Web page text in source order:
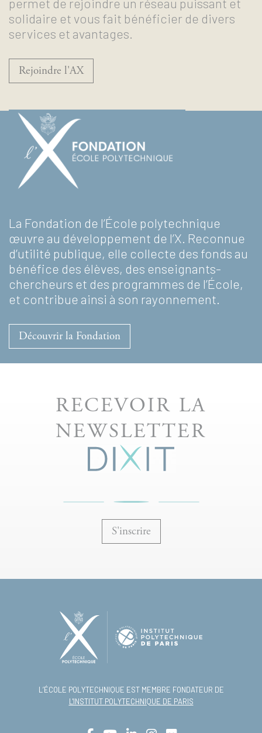
solidaire et vous fait bénéficier de divers
services et avantages.
Rejoindre l'AX
La Fondation de l’École polytechnique
œuvre au développement de l’X. Reconnue
d’utilité publique, elle collecte des fonds au
bénéfice des élèves, des enseignants-
chercheurs et des programmes de l’École,
et contribue ainsi à son rayonnement.
Découvrir la Fondation
RECEVOIR LA
NEWSLETTER
S'inscrire
L’ÉCOLE POLYTECHNIQUE EST MEMBRE FONDATEUR DE
L'INSTITUT POLYTECHNIQUE DE PARIS